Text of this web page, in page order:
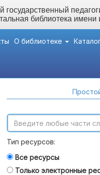
государственный
библиотека
О библиотеке
Тип ресурсов:
Все ресурсы
Только электронные